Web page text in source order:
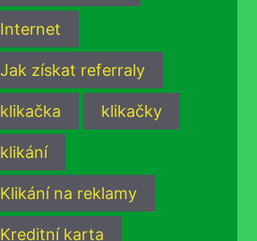
Internet
Jak získat referraly
klikačka klikačky
klikání
Klikání na reklamy
Kreditní karta